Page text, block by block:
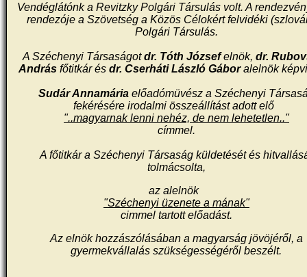
Vendéglátónk a Revitzky Polgári Társulás volt. A
rendezóje a Szövetség a Közös Célokért felvidéki
Polgári Társulás.
A Széchenyi Társaságotdr. Tóth Józsefelnök, dr.
András főtitkár ésdr. Cserháti László Gáboralelnök
Sudár Annamária előadómüvész a Széchenyi
fekérésére irodalmi összeállítást adott elő
"..magyarnak lenni nehéz, de nem lehetetlen.."
címmel.
A főtitkár a Széchenyi Társaság küldetését és
tolmácsolta,
az alelnök
"Széchenyi üzenete a mának"
cimmel tartott előadást.
Az elnök hozzászólásában a magyarság jövöjéről, a
gyermekvállalás szükségességéről beszélt.